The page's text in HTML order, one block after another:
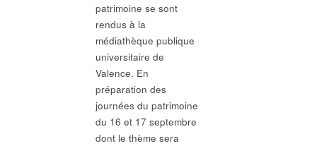
patrimoine se sont
rendus à la
médiathèque publique
universitaire de
Valence. En
préparation des
journées du patrimoine
du 16 et 17 septembre
dont le thème sera